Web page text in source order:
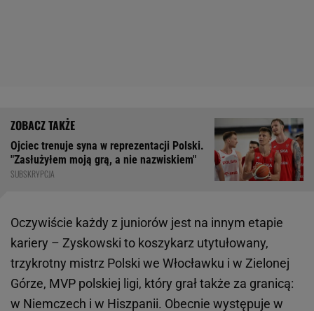
Ojciec trenuje syna w reprezentacji Polski.
"Zasłużyłem moją grą, a nie nazwiskiem"
SUBSKRYPCJA
Oczywiście każdy z juniorów jest na innym etapie
kariery – Zyskowski to koszykarz utytułowany,
trzykrotny mistrz Polski we Włocławku i w Zielonej
Górze, MVP polskiej ligi, który grał także za granicą:
w Niemczech i w Hiszpanii. Obecnie występuje w